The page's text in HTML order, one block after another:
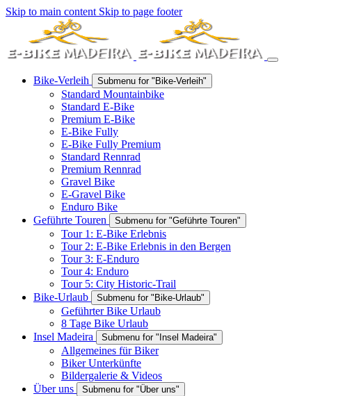
Skip to main content Skip to page footer
Bike-Verleih Submenu for "Bike-Verleih"
Standard Mountainbike
Standard E-Bike
Premium E-Bike
E-Bike Fully
E-Bike Fully Premium
Standard Rennrad
Premium Rennrad
Gravel Bike
E-Gravel Bike
Enduro Bike
Geführte Touren
Submenu for "Geführte Touren"
Tour 1: E-Bike Erlebnis
Tour 2: E-Bike Erlebnis in den Bergen
Tour 3: E-Enduro
Tour 4: Enduro
Tour 5: City Historic-Trail
Bike-Urlaub
Submenu for "Bike-Urlaub"
Geführter Bike Urlaub
8 Tage Bike Urlaub
Insel Madeira
Submenu for "Insel Madeira"
Allgemeines für Biker
Biker Unterkünfte
Bildergalerie & Videos
Über uns
Submenu for "Über uns"